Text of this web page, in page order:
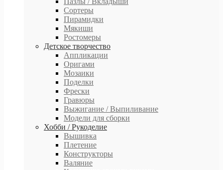
Сортеры
Пирамидки
Мякиши
Ростомеры
Детское творчество
Аппликации
Оригами
Мозаики
Поделки
Фрески
Гравюры
Выжигание / Выпиливание
Модели для сборки
Хобби / Рукоделие
Вышивка
Плетение
Конструкторы
Валяние